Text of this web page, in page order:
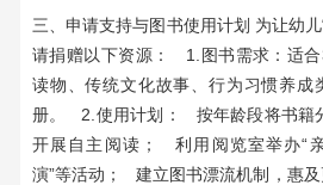
三、申请支持与图书使用计划 为让幼
请捐赠以下资源： 1.图书需求：适
读物、传统文化故事、行为习惯养成
册。 2.使用计划： 按年龄段将书籍
开展自主阅读； 利用阅览室举办“
演”等活动； 建立图书漂流机制，惠